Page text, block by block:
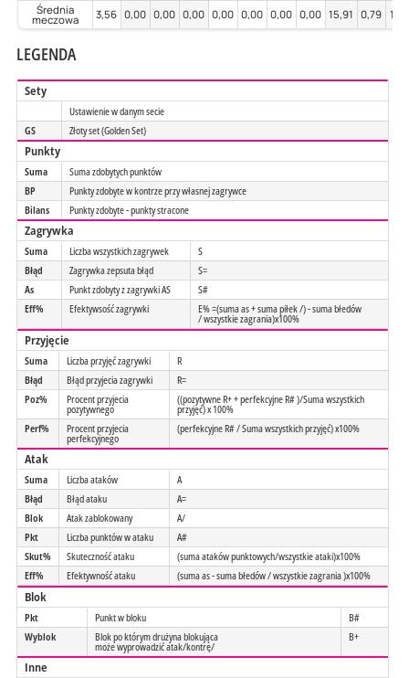
Średnia
meczowa 3,56 0,00 0,00 0,00 0,00 0,00 0,00 0,00 15,91 0,79
LEGENDA
Sety
Ustawienie w danym secie
GS
Złoty set (Golden Set)
Punkty
Suma
Suma zdobytych punktów
BP
Punkty zdobyte w kontrze przy własnej zagrywce
Bilans
Punkty zdobyte - punkty stracone
Zagrywka
Suma Liczba wszystkich zagrywek
S
Błąd
Zagrywka zepsuta błąd
S=
As
Punkt zdobyty z zagrywki AS
S#
Eff%
Efektywsość zagrywki E% =(suma as + suma piłek /) - suma błedów
/ wszystkie zagrania)x100%
Przyjęcie
Suma Liczba przyjęć zagrywki
R
Błąd
Błąd przyjecia zagrywki
R=
Poz%
Procent przyjecia
pozytywnego
((pozytywne R+ + perfekcyjne R# )/Suma wszystkich
przyjęć) x 100%
Perf%
Procent przyjecia
perfekcyjnego
(perfekcyjne R# / Suma wszystkich przyjęć) x100%
Atak
Suma Liczba ataków
A
Błąd
Błąd ataku
A=
Blok
Atak zablokowany
A/
Pkt
Liczba punktów w ataku
A#
Skut%
Skuteczność ataku
(suma ataków punktowych/wszystkie ataki)x100%
Eff%
Efektywność ataku (suma as - suma błedów / wszystkie zagrania )x100%
Blok
Pkt Punkt w bloku
B#
Wyblok
Blok po którym drużyna blokująca
może wyprowadzić atak/kontrę/
B+
Inne